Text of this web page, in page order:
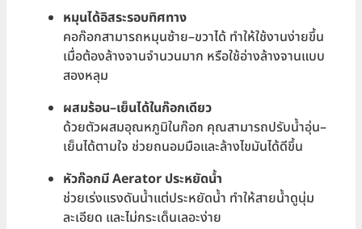
หมุนได้อิสระรอบทิศทาง
คอก๊อกสามารถหมุนซ้าย–ขวาได้ ทำให้ใช้งานง่ายขึ้น
เมื่อต้องล้างจานจำนวนมาก หรือใช้อ่างล้างจานแบบ
สองหลุม
ผสมร้อน–เย็นได้ในก๊อกเดียว
ด้วยตัวผสมอุณหภูมิในก๊อก คุณสามารถปรับน้ำอุ่น–
เย็นได้ตามใจ ช่วยถนอมมือและล้างไขมันได้ดีขึ้น
หัวก๊อกมี Aerator ประหยัดน้ำ
ช่วยเร่งแรงดันน้ำแต่ประหยัดน้ำ ทำให้สายน้ำดูนุ่ม
ละเอียด และไม่กระเด็นเลอะง่าย